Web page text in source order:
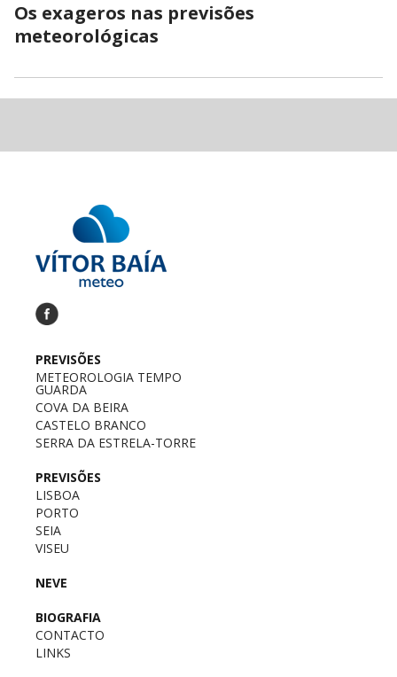
Os exageros nas previsões
meteorológicas
PREVISÕES
METEOROLOGIA TEMPO
GUARDA
COVA DA BEIRA
CASTELO BRANCO
SERRA DA ESTRELA-TORRE
PREVISÕES
LISBOA
PORTO
SEIA
VISEU
NEVE
BIOGRAFIA
CONTACTO
LINKS